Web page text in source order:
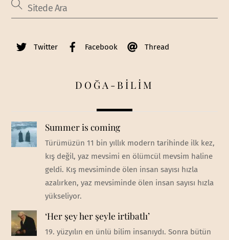
Twitter Facebook Thread
DOĞA-BİLİM
Summer is coming
Türümüzün 11 bin yıllık modern tarihinde ilk kez,
kış değil, yaz mevsimi en ölümcül mevsim haline
geldi. Kış mevsiminde ölen insan sayısı hızla
azalırken, yaz mevsiminde ölen insan sayısı hızla
yükseliyor.
‘Her şey her şeyle irtibatlı’
19. yüzyılın en ünlü bilim insanıydı. Sonra bütün